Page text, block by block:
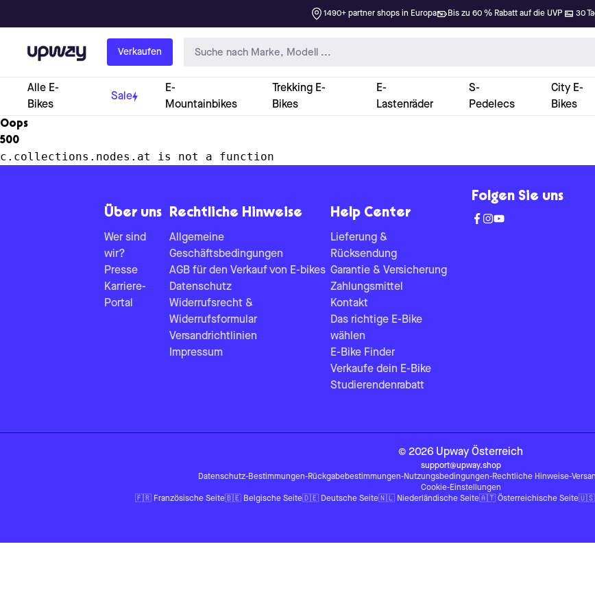
1490+ partner shops in Europa Bis zu 60 % Rabatt auf die UVP 30
Upway Verkaufen
Alle E-
Bikes
Sale
E-
Mountainbikes
Trekking E-
Bikes
E-
Lastenräder
S-
Pedelecs
City E-
Bikes
Oops
500
c.collections.nodes.at is not a function
Über uns
Wer sind
wir?
Presse
Karriere-
Portal
Rechtliche Hinweise
Allgemeine
Geschäftsbedingungen
AGB für den Verkauf von E-bikes
Datenschutz
Widerrufsrecht &
Widerrufsformular
Versandrichtlinien
Impressum
Help Center
Lieferung &
Rücksendung
Garantie & Versicherung
Zahlungsmittel
Kontakt
Das richtige E-Bike
wählen
E-Bike Finder
Verkaufe dein E-Bike
Studierendenrabatt
Folgen Sie uns
© 2026 Upway Österreich
support@upway.shop
Datenschutz-Bestimmungen-Rückgabebestimmungen-Nutzungsbedingungen-Rechtliche Hinweise-
Cookie-Einstellungen
🇫🇷 Französische Seite🇧🇪 Belgische Seite🇩🇪 Deutsche Seite🇳🇱 Niederländische Seite🇦🇹 Österreichische Seite🇺🇸